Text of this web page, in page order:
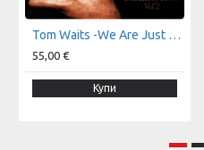
Tom Waits -We Are Just Monkeys With Money And Guns t-shirt
55,00 €
Купи